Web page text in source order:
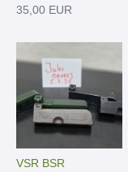
35,00 EUR
VSR BSR